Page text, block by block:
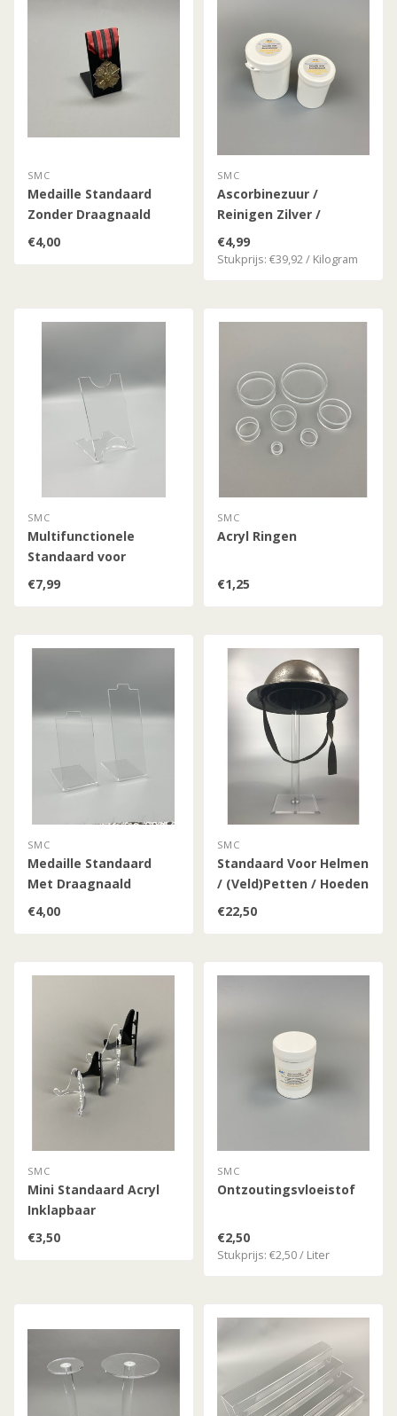
SMC
Medaille Standaard
Zonder Draagnaald
€4,00
SMC
Ascorbinezuur /
Reinigen Zilver /
Zilveren Munten
€4,99
Stukprijs: €39,92 / Kilogram
SMC
Multifunctionele
Standaard voor
Revolvers / Pistolen /
€7,99
SMC
Acryl Ringen
€1,25
SMC
Medaille Standaard
Met Draagnaald
€4,00
SMC
Standaard Voor Helmen
/ (Veld)Petten / Hoeden
/ 37 cm
€22,50
SMC
Mini Standaard Acryl
Inklapbaar
€3,50
SMC
Ontzoutingsvloeistof
€2,50
Stukprijs: €2,50 / Liter